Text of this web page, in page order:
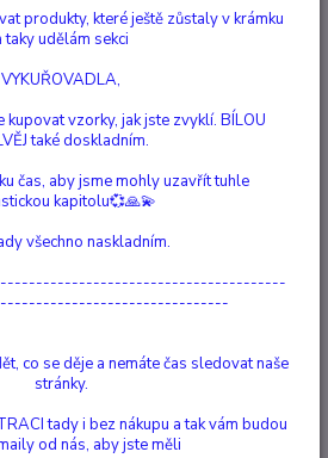
produkt
korálků, jednoho černého
Černý onyx vám dodá sílu a podpoří vás,
produkty, které ještě zůstaly v krámku
taky udělám sekci
VYKUŘOVADLA,
vzorky, jak jste zvyklí. BÍLOU
také doskladním.
čas, aby jsme mohly uzavřít tuhle
kapitolu💞🙏💫
všechno naskladním.
co se děje a nemáte čas sledovat naše
stránky.
tady i bez nákupu a tak vám budou
od nás, aby jste měli